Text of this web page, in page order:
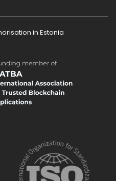
in Estonia